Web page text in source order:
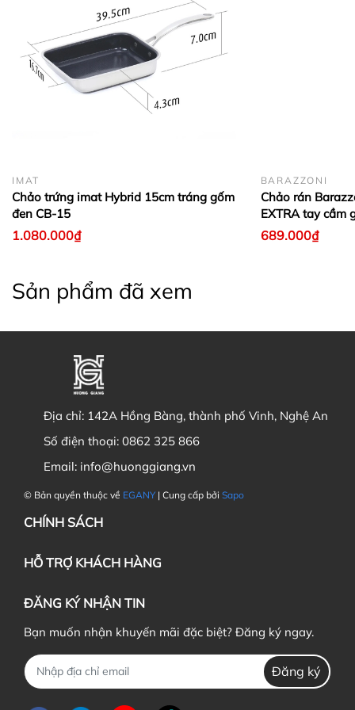
IMAT
Chảo trứng imat Hybrid 15cm tráng gốm
đen CB-15
1.080.000₫
BARAZZONI
Chảo rán
EXTRA tay cầm
689.000₫
Sản phẩm đã xem
Địa chỉ: 142A Hồng Bàng, thành phố Vinh, Nghệ An
Số điện thoại: 0862 325 866
Email: info@huonggiang.vn
© Bản quyền thuộc về EGANY | Cung cấp bởi Sapo
CHÍNH SÁCH
HỖ TRỢ KHÁCH HÀNG
ĐĂNG KÝ NHẬN TIN
Bạn muốn nhận khuyến mãi đặc biệt? Đăng ký ngay.
Đăng ký